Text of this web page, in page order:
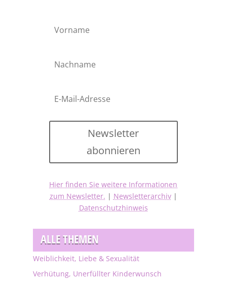
Newsletter
abonnieren
Hier finden Sie weitere Informationen
zum Newsletter. | Newsletterarchiv|
Datenschutzhinweis
ALLE THEMEN
Weiblichkeit, Liebe & Sexualität
Verhütung, Unerfüllter Kinderwunsch